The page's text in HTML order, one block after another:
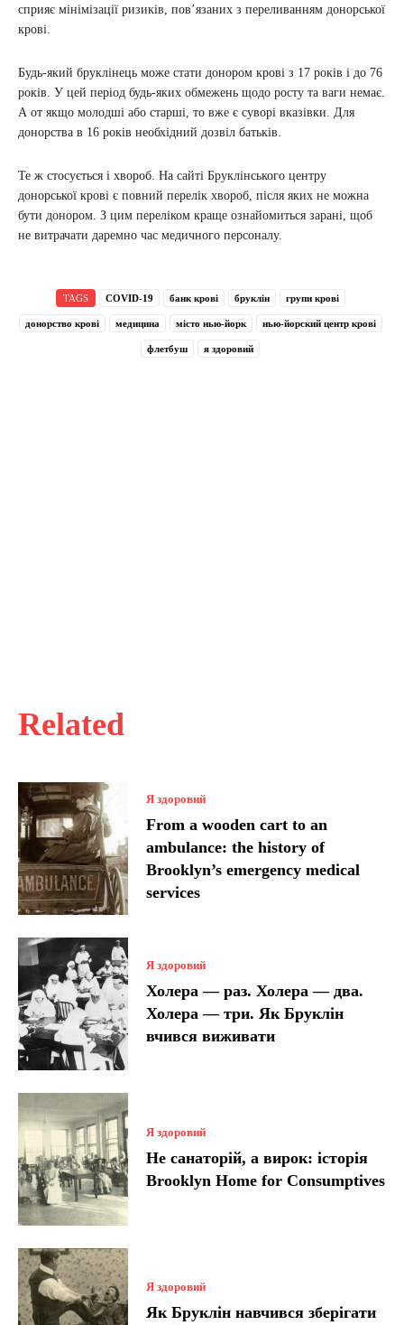
Related
Я здоровий
From a wooden cart to an
ambulance: the history of
Brooklyn’s emergency medical
services
Я здоровий
Холера — раз. Холера — два.
Холера — три. Як Бруклін
вчився виживати
Я здоровий
Не санаторій, а вирок: історія
Brooklyn Home for Consumptives
Я здоровий
Як Бруклін навчився зберігати
сприяє мінімізації ризиків, пов’язаних з переливанням донорської
крові.
Будь-який бруклінець може стати донором крові з 17 років і до 76
років. У цей період будь-яких обмежень щодо росту та ваги немає.
А от якщо молодші або старші, то вже є суворі вказівки. Для
донорства в 16 років необхідний дозвіл батьків.
Те ж стосується і хвороб. На сайті Бруклінського центру
донорської крові є повний перелік хвороб, після яких не можна
бути донором. З цим переліком краще ознайомиться зарані, щоб
не витрачати даремно час медичного персоналу.
TAGS COVID-19 банк крові бруклін групи крові
донорство крові медицина місто нью-йорк нью-йорский центр крові
флетбуш я здоровий